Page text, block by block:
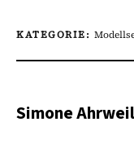
KATEGORIE:
Simone